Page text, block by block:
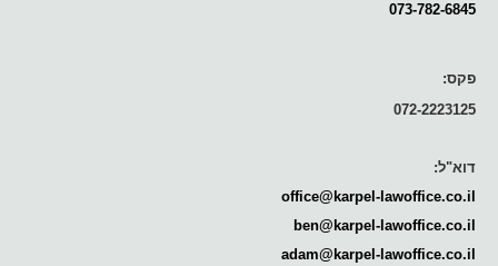
073-782-6845
פקס:
072-2223125
דוא"ל:
office@karpel-lawoffice.co.il
ben@karpel-lawoffice.co.il
adam@karpel-lawoffice.co.il